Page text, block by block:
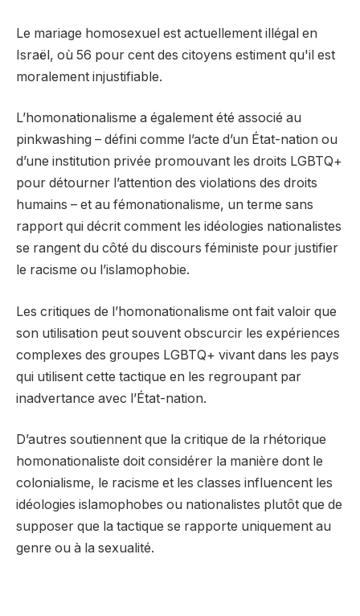
Le mariage homosexuel est actuellement illégal en
Israël, où 56 pour cent des citoyens estiment qu'il est
moralement injustifiable.
L’homonationalisme a également été associé au
pinkwashing – défini comme l’acte d’un État-nation ou
d’une institution privée promouvant les droits LGBTQ+
pour détourner l’attention des violations des droits
humains – et au fémonationalisme, un terme sans
rapport qui décrit comment les idéologies nationalistes
se rangent du côté du discours féministe pour justifier
le racisme ou l’islamophobie.
Les critiques de l’homonationalisme ont fait valoir que
son utilisation peut souvent obscurcir les expériences
complexes des groupes LGBTQ+ vivant dans les pays
qui utilisent cette tactique en les regroupant par
inadvertance avec l’État-nation.
D’autres soutiennent que la critique de la rhétorique
homonationaliste doit considérer la manière dont le
colonialisme, le racisme et les classes influencent les
idéologies islamophobes ou nationalistes plutôt que de
supposer que la tactique se rapporte uniquement au
genre ou à la sexualité.